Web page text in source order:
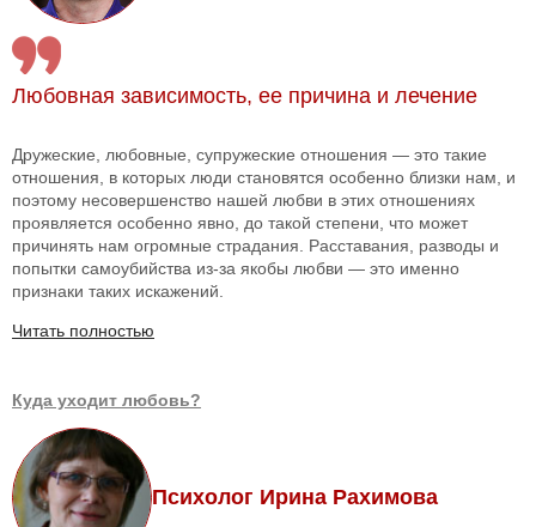
Любовная зависимость, ее причина и лечение
Дружеские, любовные, супружеские отношения — это такие
отношения, в которых люди становятся особенно близки нам, и
поэтому несовершенство нашей любви в этих отношениях
проявляется особенно явно, до такой степени, что может
причинять нам огромные страдания. Расставания, разводы и
попытки самоубийства из-за якобы любви — это именно
признаки таких искажений.
Читать полностью
Куда уходит любовь?
Психолог Ирина Рахимова